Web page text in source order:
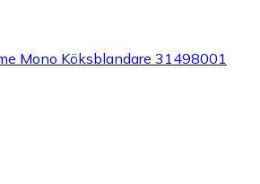
Mono Köksblandare 31498001